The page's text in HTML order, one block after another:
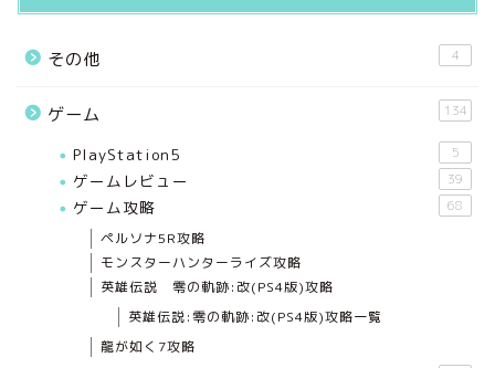
その他 4
ゲーム 134
PlayStation5 5
ゲームレビュー 39
ゲーム攻略 68
ペルソナ5R攻略
モンスターハンターライズ攻略
英雄伝説 零の軌跡:改(PS4版)攻略
英雄伝説:零の軌跡:改(PS4版)攻略一覧
龍が如く7攻略